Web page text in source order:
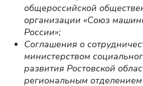
общероссийской
организации «Союз
России»;
Соглашения о
министерством
развития Ростовской
региональным